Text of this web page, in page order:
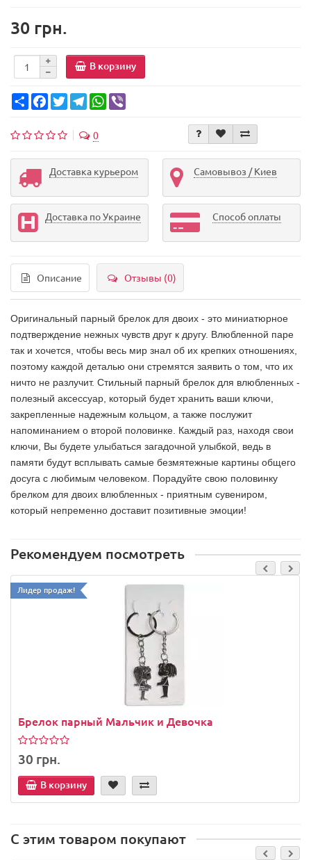
30 грн.
В корзину
Share FacebookTwitterTelegramWhatsApp
0
Доставка курьером Самовывоз / Киев
Доставка по Украине Способ оплаты
Описание Отзывы (0)
Оригинальный парный брелок для двоих - это миниатюрное
подтверждение нежных чувств друг к другу. Влюбленной паре
так и хочется, чтобы весь мир знал об их крепких отношениях,
поэтому каждой деталью они стремятся заявить о том, что их
ничто не разлучит. Стильный парный брелок для влюбленных -
полезный аксессуар, который будет хранить ваши ключи,
закрепленные надежным кольцом, а также послужит
напоминанием о второй половинке. Каждый раз, находя свои
ключи, Вы будете улыбаться загадочной улыбкой, ведь в
памяти будут всплывать самые безмятежные картины общего
досуга с любимым человеком. Порадуйте свою половинку
брелком для двоих влюбленных - приятным сувениром,
который непременно доставит позитивные эмоции!
Рекомендуем посмотреть
Лидер продаж!
Брелок парный Мальчик и Девочка
30 грн.
В корзину
С этим товаром покупают